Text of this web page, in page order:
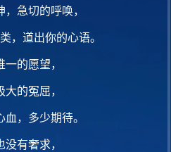
急切的呼唤，
，道出你的心语。
一的愿望，
大的冤屈，
，多少期待。
没有奢求，